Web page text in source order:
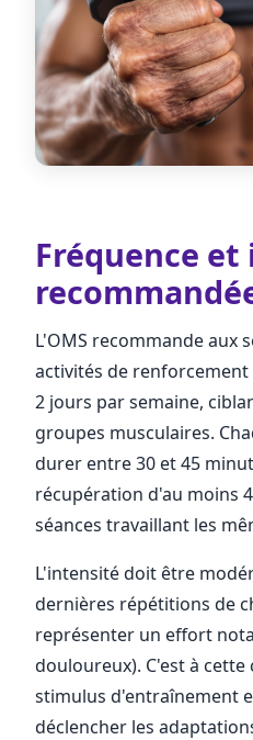
Fréquence
L'OMS recommande aux
activités de
2 jours par semaine,
groupes musculaires.
durer entre 30 et 45
récupération d'au moins
séances travaillant les
L'intensité doit être
dernières répétitions de
représenter un effort
douloureux). C'est à
stimulus d'entraînement
déclencher les